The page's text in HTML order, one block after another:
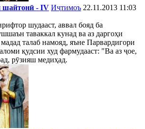
шайтонӣ - IV Иҷтимоъ 22.11.2013 11:03
шудааст, аввал бояд ба
таваккал кунад ва аз даргоҳи
талаб намояд, яъне Парвардигори
қудсии худ фармудааст: "Ва аз ҷое,
рӯзияш медиҳад.